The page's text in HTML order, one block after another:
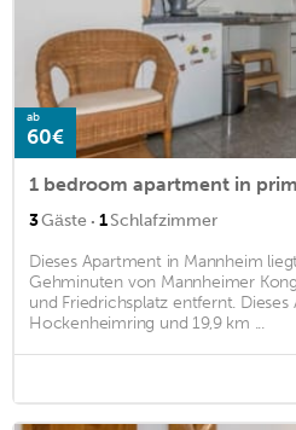
ab
60€
1 bedroom apartment in
3Gäste · 1Schlafzimmer
Dieses Apartment in Mannheim
Gehminuten von Mannheimer
und Friedrichsplatz entfernt.
Hockenheimring und 19,9 km ...